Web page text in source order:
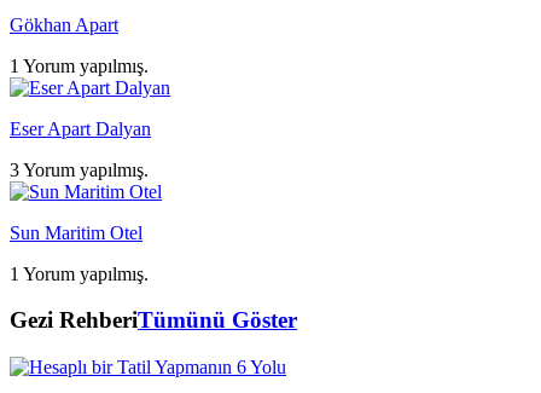
Gökhan Apart
1 Yorum yapılmış.
Eser Apart Dalyan
3 Yorum yapılmış.
Sun Maritim Otel
1 Yorum yapılmış.
Gezi RehberiTümünü Göster